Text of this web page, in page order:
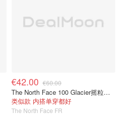
€42.00 €60.00
The North Face 100 Glacier摇粒绒上衣
类似款 内搭单穿都好
The North Face FR